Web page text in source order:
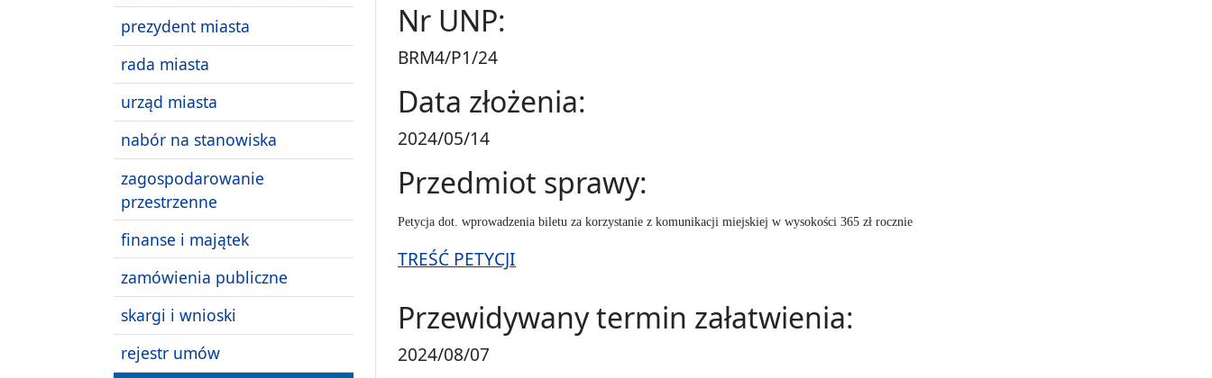
prezydent miasta
rada miasta
urząd miasta
nabór na stanowiska
zagospodarowanie
przestrzenne
finanse i majątek
zamówienia publiczne
skargi i wnioski
rejestr umów
Nr UNP:
BRM4/P1/24
Data złożenia:
2024/05/14
Przedmiot sprawy:
Petycja dot. wprowadzenia biletu za korzystanie z komunikacji miejskiej w wysokości 365 zł rocznie
TREŚĆ PETYCJI
Przewidywany termin załatwienia:
2024/08/07